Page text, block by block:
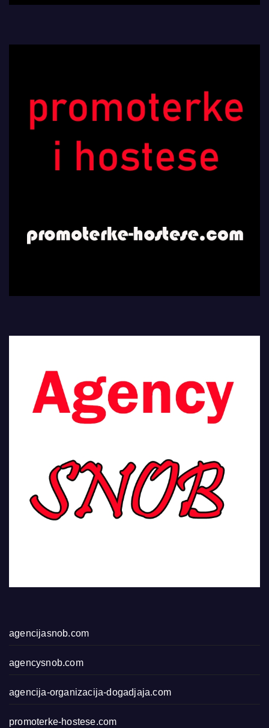
agencijasnob.com
agencysnob.com
agencija-organizacija-dogadjaja.com
promoterke-hostese.com